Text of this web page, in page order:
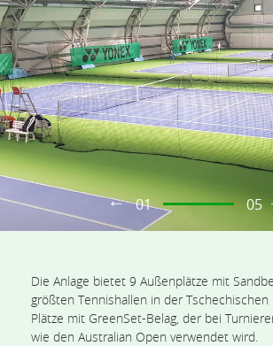
01 05
Die Anlage bietet 9 Außenplätze mit
größten Tennishallen in der Tschechischen
Plätze mit GreenSet-Belag, der bei
wie den Australian Open verwendet wird.